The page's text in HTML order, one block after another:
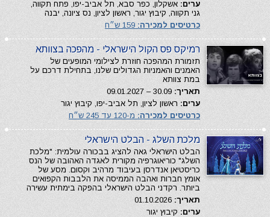
ערים: אשקלון, כפר סבא, תל אביב-יפו, פתח תקווה,
גני תקווה, קיבוץ יגור, ראשון לציון, נס ציונה, יבנה
כרטיסים למכירה:
רמיקס פס הקול הישראלי - מהפכה בצוותא
תזמורת המהפכה חוזרת לצילומי המופעים של
האמנים והאמניות הגדולים שלנו, בתחילת דרכם על
במת צוותא
תאריך:
ערים: ראשון לציון, תל אביב-יפו, קיבוץ יגור
כרטיסים למכירה: מ-120 עד 245 ש״ח
מלכת השלג - הבלט הישראלי
הבלט הישראלי גאה להציג בבכורה עולמית: "מלכת
השלג" כוריאוגרפיה מקורית לאגדה האהובה של הנס
כריסטיאן אנדרסן בעיבוד מרהיב וקסום. מסע של
אומץ חברות ואהבה הממיסה את הלבבות הקפואים
ביותר. רקדני הבלט הישראלי בהפקה בימתית עשירה
תאריך:
ערים: קיבוץ יגור